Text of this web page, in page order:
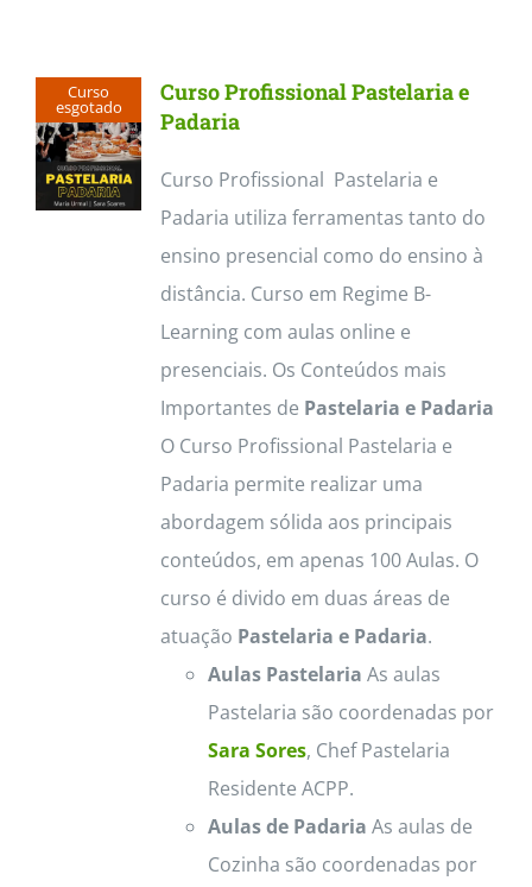
Curso
esgotado
Curso Profissional Pastelaria e
Padaria
Curso Profissional Pastelaria e
Padaria utiliza ferramentas tanto do
ensino presencial como do ensino à
distância. Curso em Regime B-
Learning com aulas online e
presenciais. Os Conteúdos mais
Importantes de Pastelaria e Padaria
O Curso Profissional Pastelaria e
Padaria permite realizar uma
abordagem sólida aos principais
conteúdos, em apenas 100 Aulas. O
curso é divido em duas áreas de
atuação Pastelaria e Padaria.
Aulas Pastelaria As aulas
Pastelaria são coordenadas por
Sara Sores, Chef Pastelaria
Residente ACPP.
Aulas de Padaria As aulas de
Cozinha são coordenadas por